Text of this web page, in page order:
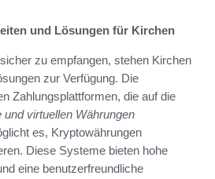
und Lösungen für Kirchen
zu empfangen, stehen Kirchen
zur Verfügung. Die
Zahlungsplattformen, die auf die
und virtuellen Währungen
es, Kryptowährungen
Diese Systeme bieten hohe
eine benutzerfreundliche